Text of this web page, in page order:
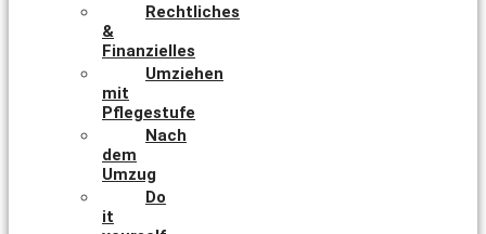
Rechtliches
&
Finanzielles
Umziehen
mit
Pflegestufe
Nach
dem
Umzug
Do
it